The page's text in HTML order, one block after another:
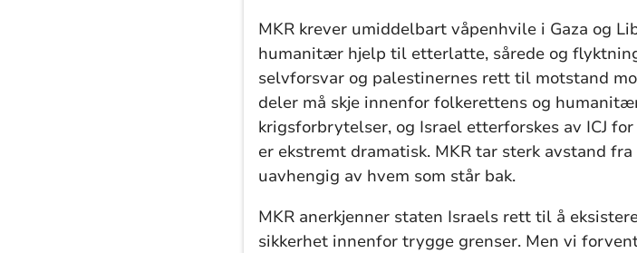
MKR krever umiddelbart våpenhvile i Gaza og
humanitær hjelp til etterlatte, sårede og
selvforsvar og palestinernes rett til motstand
deler må skje innenfor folkerettens og
krigsforbrytelser, og Israel etterforskes av ICJ
er ekstremt dramatisk. MKR tar sterk avstand
uavhengig av hvem som står bak.
MKR anerkjenner staten Israels rett til å
sikkerhet innenfor trygge grenser. Men vi